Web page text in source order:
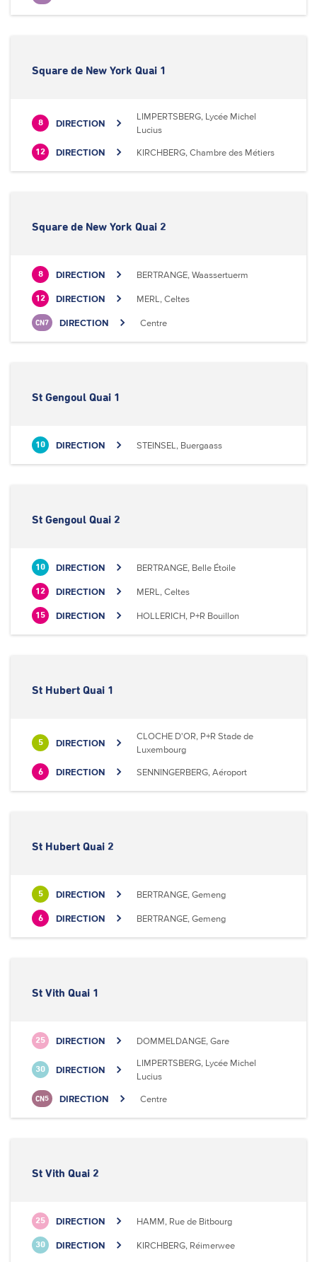
Square de New York Quai 1
8 DIRECTION
LIMPERTSBERG, Lycée Michel
Lucius
12 DIRECTION KIRCHBERG, Chambre des Métiers
Square de New York Quai 2
8 DIRECTION BERTRANGE, Waassertuerm
12 DIRECTION MERL, Celtes
CN7 DIRECTION Centre
St Gengoul Quai 1
10 DIRECTION STEINSEL, Buergaass
St Gengoul Quai 2
10 DIRECTION BERTRANGE, Belle Étoile
12 DIRECTION MERL, Celtes
15 DIRECTION HOLLERICH, P+R Bouillon
St Hubert Quai 1
5 DIRECTION
CLOCHE D'OR, P+R Stade de
Luxembourg
6 DIRECTION SENNINGERBERG, Aéroport
St Hubert Quai 2
5 DIRECTION BERTRANGE, Gemeng
6 DIRECTION BERTRANGE, Gemeng
St Vith Quai 1
25 DIRECTION DOMMELDANGE, Gare
30 DIRECTION
LIMPERTSBERG, Lycée Michel
Lucius
CN5 DIRECTION Centre
St Vith Quai 2
25 DIRECTION HAMM, Rue de Bitbourg
30 DIRECTION KIRCHBERG, Réimerwee